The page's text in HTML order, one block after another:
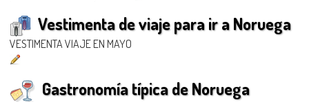
Vestimenta de viaje para ir a Noruega
VESTIMENTA VIAJE EN MAYO
Gastronomía típica de Noruega